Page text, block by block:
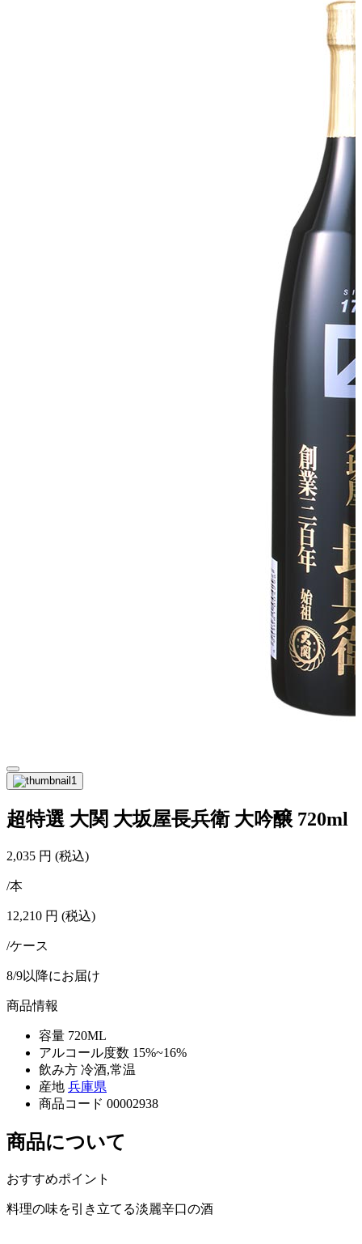
超特選 大関 大坂屋長兵衛 大吟醸 720ml
2,035 円 (税込)
/本
12,210 円 (税込)
/ケース
8/9以降にお届け
商品情報
容量 720ML
アルコール度数 15%~16%
飲み方 冷酒,常温
産地 兵庫県
商品コード 00002938
商品について
おすすめポイント
料理の味を引き立てる淡麗辛口の酒